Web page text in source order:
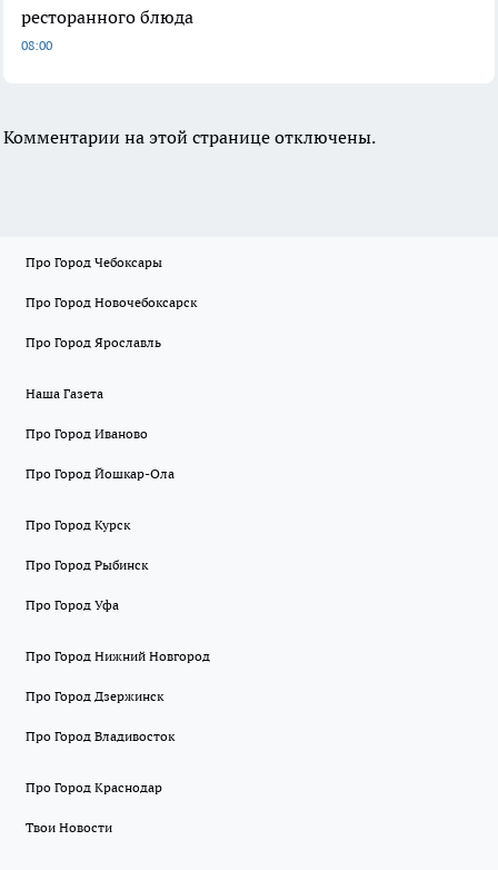
ресторанного блюда
08:00
Комментарии на этой странице отключены.
Про Город Чебоксары
Про Город Новочебоксарск
Про Город Ярославль
Наша Газета
Про Город Иваново
Про Город Йошкар-Ола
Про Город Курск
Про Город Рыбинск
Про Город Уфа
Про Город Нижний Новгород
Про Город Дзержинск
Про Город Владивосток
Про Город Краснодар
Твои Новости